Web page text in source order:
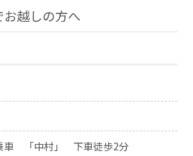
越しの方へ
車 「中村」 下車徒歩2分